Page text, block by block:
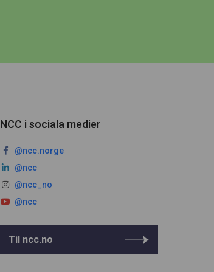
NCC i sociala medier
@ncc.norge
@ncc
@ncc_no
@ncc
Til ncc.no